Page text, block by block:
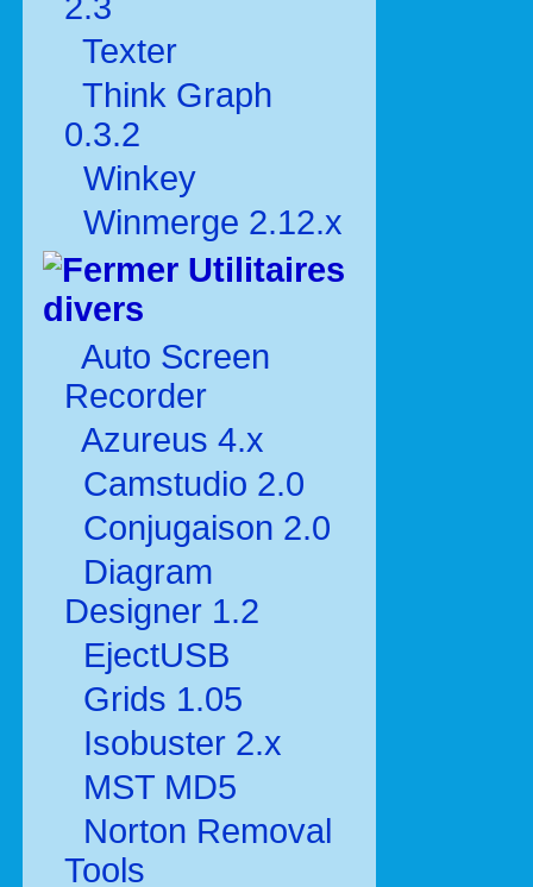
Texter
Think Graph
0.3.2
Winkey
Winmerge 2.12.x
Utilitaires
divers
Auto Screen
Recorder
Azureus 4.x
Camstudio 2.0
Conjugaison 2.0
Diagram
Designer 1.2
EjectUSB
Grids 1.05
Isobuster 2.x
MST MD5
Norton Removal
Tools